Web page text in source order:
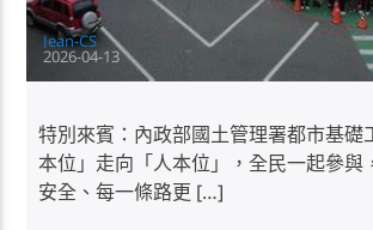
Jean-CS
2026-04-13
特別來賓：內政部國土管理署都市基礎
本位」走向「人本位」，全民一起參與
安全、每一條路更 […]